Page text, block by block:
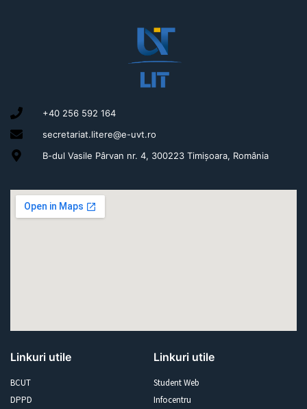
+40 256 592 164
secretariat.litere@e-uvt.ro
B-dul Vasile Pârvan nr. 4, 300223 Timișoara, România
Linkuri utile
BCUT
DPPD
Linkuri utile
Student Web
Infocentru